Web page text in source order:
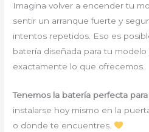
Imagina volver a encender tu
sentir un arranque fuerte y
intentos repetidos. Eso es
batería diseñada para tu
exactamente lo que ofrecemos.
Tenemos la batería perfecta
instalarse hoy mismo en la
o donde te encuentres.